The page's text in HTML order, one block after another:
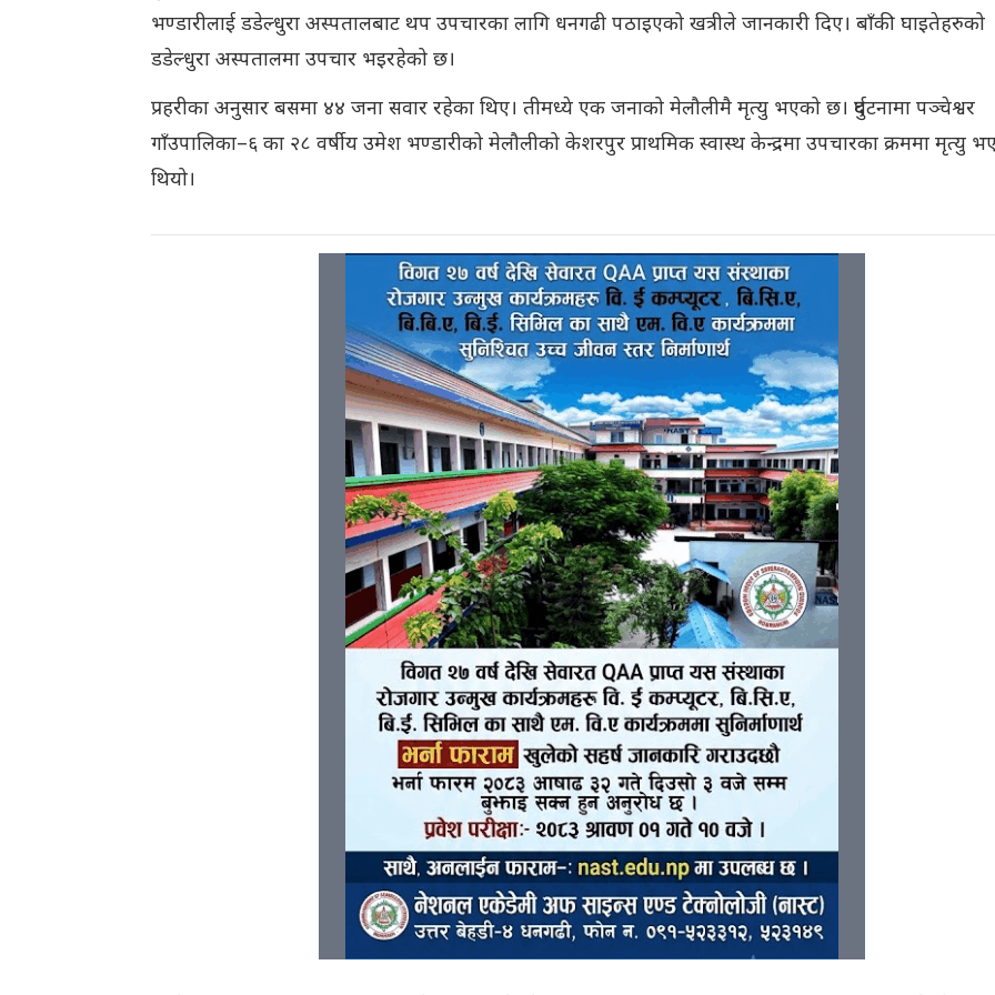
भण्डारीलाई डडेल्धुरा अस्पतालबाट थप उपचारका लागि धनगढी पठाइएको खत्रीले जानकारी दिए। बाँकी घाइतेहरुको
डडेल्धुरा अस्पतालमा उपचार भइरहेको छ।
प्रहरीका अनुसार बसमा ४४ जना सवार रहेका थिए। तीमध्ये एक जनाको मेलौलीमै मृत्यु भएको छ। दुर्घटनामा पञ्चेश्वर
गाँउपालिका–६ का २८ वर्षीय उमेश भण्डारीको मेलौलीको केशरपुर प्राथमिक स्वास्थ केन्द्रमा उपचारका क्रममा मृत्यु
थियो।